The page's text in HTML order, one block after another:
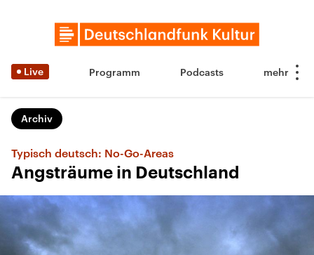
Live Programm Podcasts
Archiv
Typisch deutsch: No-Go-Areas
Angsträume in Deutschland